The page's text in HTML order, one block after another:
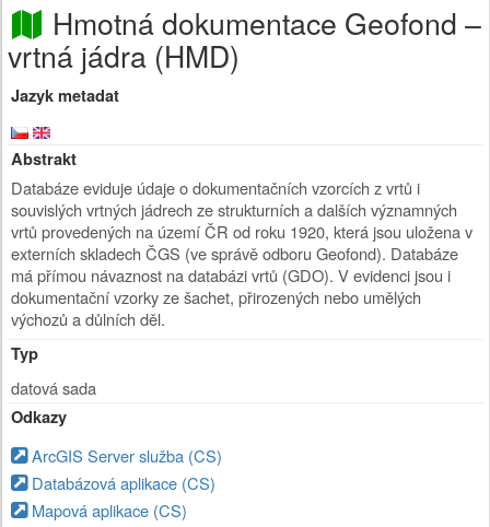
Hmotná dokumentace Geofond –
vrtná jádra (HMD)
Jazyk metadat
Abstrakt
Databáze eviduje údaje o dokumentačních vzorcích z vrtů i
souvislých vrtných jádrech ze strukturních a dalších významných
vrtů provedených na území ČR od roku 1920, která jsou uložena v
externích skladech ČGS (ve správě odboru Geofond). Databáze
má přímou návaznost na databázi vrtů (GDO). V evidenci jsou i
dokumentační vzorky ze šachet, přirozených nebo umělých
výchozů a důlních děl.
Typ
datová sada
Odkazy
ArcGIS Server služba (CS)
Databázová aplikace (CS)
Mapová aplikace (CS)